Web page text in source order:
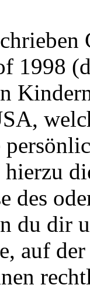
1998
hierzu
des
du dir
auf